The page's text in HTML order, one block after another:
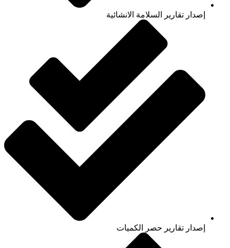
إصدار تقارير السلامة الانشائية
إصدار تقارير حصر الكميات